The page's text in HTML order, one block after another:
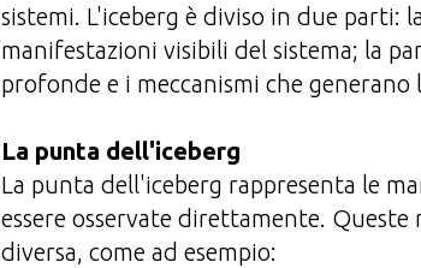
sistemi. L'iceberg è diviso in due parti:
manifestazioni visibili del sistema; la
profonde e i meccanismi che generano
La punta dell'iceberg
La punta dell'iceberg rappresenta le
essere osservate direttamente.
diversa, come ad esempio: